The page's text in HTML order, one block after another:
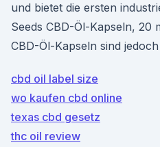
und bietet die ersten
Seeds CBD-Öl-Kapseln, 20
CBD-Öl-Kapseln sind
cbd oil label size
wo kaufen cbd online
texas cbd gesetz
thc oil review